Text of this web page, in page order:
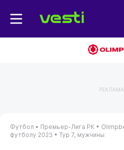
РЕКЛАМА
Футбол • Премьер-Лига РК •
футболу 2023 • Тур 7, мужчины